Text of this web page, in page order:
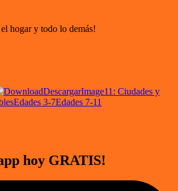
hogar y todo lo demás!
DescargarImage11: Ciudades y
Edades 3-7Edades 7-11
hoy GRATIS!